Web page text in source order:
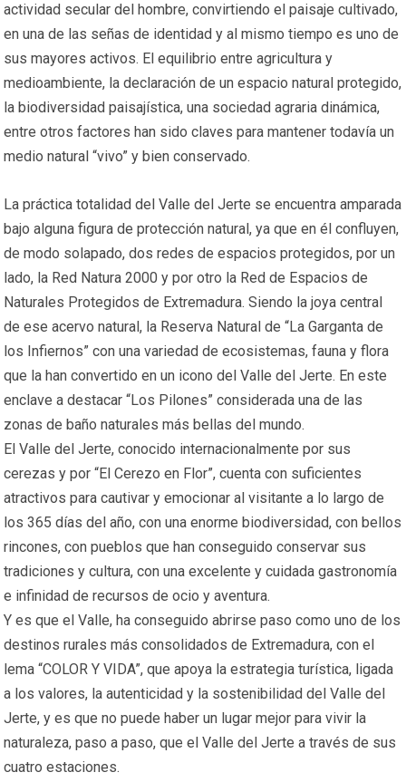
actividad secular del hombre, convirtiendo el paisaje cultivado,
en una de las señas de identidad y al mismo tiempo es uno de
sus mayores activos. El equilibrio entre agricultura y
medioambiente, la declaración de un espacio natural protegido,
la biodiversidad paisajística, una sociedad agraria dinámica,
entre otros factores han sido claves para mantener todavía un
medio natural “vivo” y bien conservado.
La práctica totalidad del Valle del Jerte se encuentra amparada
bajo alguna figura de protección natural, ya que en él confluyen,
de modo solapado, dos redes de espacios protegidos, por un
lado, la Red Natura 2000 y por otro la Red de Espacios de
Naturales Protegidos de Extremadura. Siendo la joya central
de ese acervo natural, la Reserva Natural de “La Garganta de
los Infiernos” con una variedad de ecosistemas, fauna y flora
que la han convertido en un icono del Valle del Jerte. En este
enclave a destacar “Los Pilones” considerada una de las
zonas de baño naturales más bellas del mundo.
El Valle del Jerte, conocido internacionalmente por sus
cerezas y por “El Cerezo en Flor”, cuenta con suficientes
atractivos para cautivar y emocionar al visitante a lo largo de
los 365 días del año, con una enorme biodiversidad, con bellos
rincones, con pueblos que han conseguido conservar sus
tradiciones y cultura, con una excelente y cuidada gastronomía
e infinidad de recursos de ocio y aventura.
Y es que el Valle, ha conseguido abrirse paso como uno de los
destinos rurales más consolidados de Extremadura, con el
lema “COLOR Y VIDA”, que apoya la estrategia turística, ligada
a los valores, la autenticidad y la sostenibilidad del Valle del
Jerte, y es que no puede haber un lugar mejor para vivir la
naturaleza, paso a paso, que el Valle del Jerte a través de sus
cuatro estaciones.